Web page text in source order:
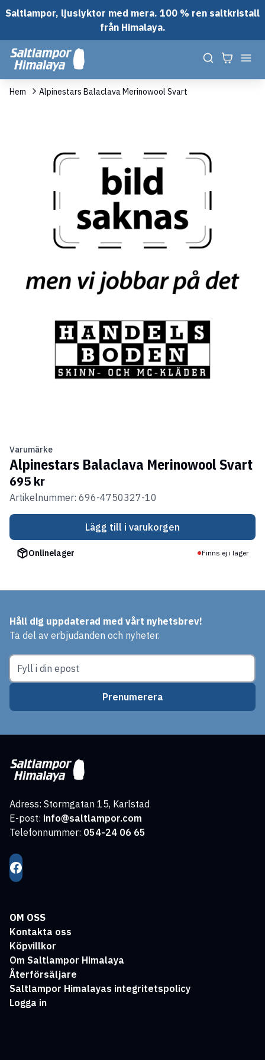
Saltlampor, ljuslyktor med mera. 100 % ren saltkristall
från Himalaya.
Hem Alpinestars Balaclava Merinowool Svart
Varumärke
Alpinestars Balaclava Merinowool Svart
695 kr
Artikelnummer: 696-4750327-10
Lägg till i varukorgen
Onlinelager Finns ej i lager
Håll dig uppdaterad med vårt nyhetsbrev!
Ta del av erbjudanden och nyheter.
Prenumerera
Adress: Stormgatan 15, Karlstad
E-post: info@saltlampor.com
Telefonnummer: 054-24 06 65
OM OSS
Kontakta oss
Köpvillkor
Om Saltlampor Himalaya
Återförsäljare
Saltlampor Himalayas integritetspolicy
Logga in